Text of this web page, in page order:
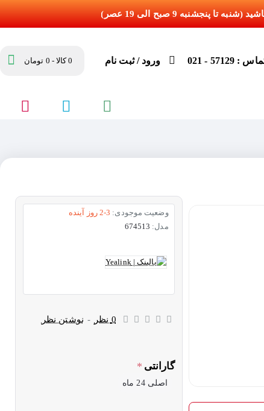
57129 - 021 ورود / ثبت نام 0 کالا - 0 تومان
وضعیت موجودی: 2-3 روز آینده
مدل: 674513
0 نظر - نوشتن نظر
گارانتی
اصلی 24 ماه